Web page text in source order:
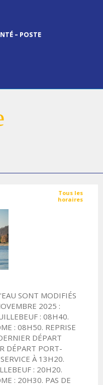
– POSTE
Tous les
horaires
SONT MODIFIÉS
2025 :
: 08H40.
: 08H50. REPRISE
DÉPART
DÉPART PORT-
À 13H20.
: 20H20.
: 20H30. PAS DE